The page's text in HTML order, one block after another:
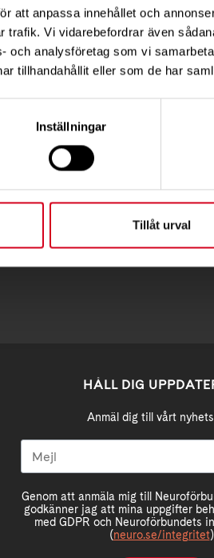
att anpassa innehållet och
trafik. Vi vidarebefordrar även
och analysföretag som vi
tillhandahållit eller som de har
Inställningar
Tillåt urval
619 57 05
HÅLL DIG
Anmäl dig till vårt
Genom att anmäla mig till
godkänner jag att mina uppgifter
med GDPR och Neuroförbundets
(neuro.se/integritet)